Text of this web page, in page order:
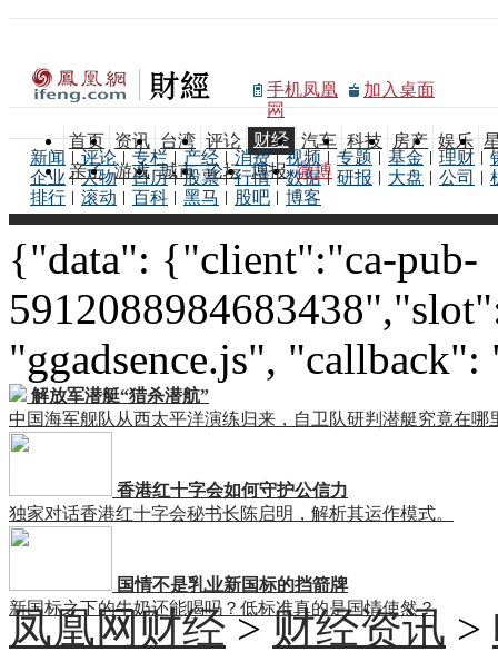
手机凤凰
网
加入桌面
首页 资讯 台湾 评论 财经 汽车 科技 房产 娱乐
亲子 游戏 城市 论坛 博报 微博
新闻 评论 专栏 产经 消费 视频 专题 基金 理财
企业
人物 日历 股票 行情 数据 研报 大盘 公司
排行
滚动 百科 黑马 股吧 博客
{"data": {"client":"ca-pub-
"ggadsence.js", "callback":
解放军潜艇“猎杀潜航”
中国海军舰队从西太平洋演练归来，自卫队研判潜艇究竟在哪
香港红十字会如何守护公信力
独家对话香港红十字会秘书长陈启明，解析其运作模式。
国情不是乳业新国标的挡箭牌
新国标之下的牛奶还能喝吗？低标准真的是国情使然？
凤凰网财经>财经资讯 >